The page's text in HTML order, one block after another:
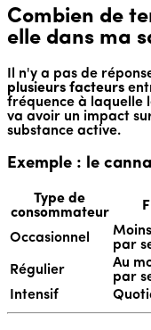
Combien de
elle dans ma
Il n'y a pas de
plusieurs facteurs
fréquence à laquelle
va avoir un impact
substance active.
Exemple : le
Type de
consommateur
Occasionnel
par
Régulier
Au
par
Intensif